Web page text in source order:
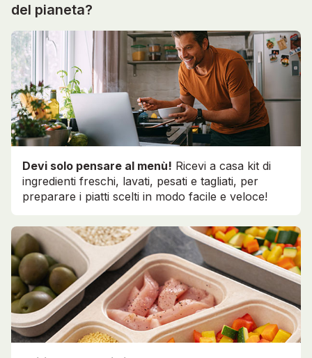
del pianeta?
Devi solo pensare al menù! Ricevi a casa kit di
ingredienti freschi, lavati, pesati e tagliati, per
preparare i piatti scelti in modo facile e veloce!